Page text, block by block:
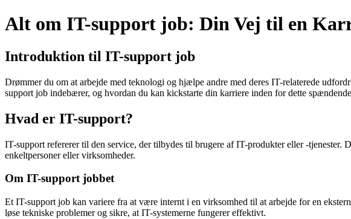
Alt om IT-support job: Din Vej til en
Introduktion til IT-support job
Drømmer du om at arbejde med teknologi og hjælpe andre med deres IT-relaterede
support job indebærer, og hvordan du kan kickstarte din karriere inden for dette
Hvad er IT-support?
IT-support refererer til den service, der tilbydes til brugere af IT-produkter eller -
enkeltpersoner eller virksomheder.
Om IT-support jobbet
Et IT-support job kan variere fra at være internt i en virksomhed til at arbejde for en
løse tekniske problemer og sikre, at IT-systemerne fungerer effektivt.